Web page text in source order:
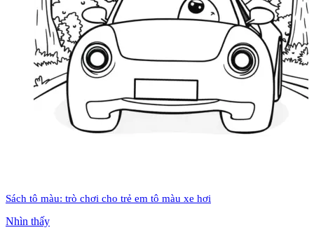
Sách tô màu: trò chơi cho trẻ em tô màu xe hơi
Nhìn thấy